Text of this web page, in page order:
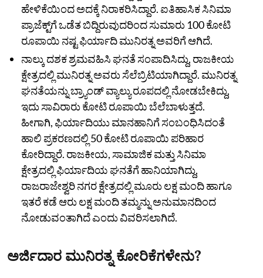
ಹೇಳಿಕೆಯಿಂದ ಅದಕ್ಕೆ ನಿರಾಕರಿಸಿದ್ದಾರೆ. ಐತಿಹಾಸಿಕ ಸಿನಿಮಾ
ಪ್ರಾಜೆಕ್ಟ್‌ಗೆ ಒಡೆತ ಬಿದ್ದಿರುವುದರಿಂದ ಸುಮಾರು 100 ಕೋಟಿ
ರೂಪಾಯಿ ನಷ್ಟ ಫಿರ್ಯಾದಿ ಮುನಿರತ್ನ ಅವರಿಗೆ ಆಗಿದೆ.
ನಾಲ್ಕು ದಶಕ ಶ್ರಮವಹಿಸಿ ಘನತೆ ಸಂಪಾದಿಸಿದ್ದು, ರಾಜಕೀಯ
ಕ್ಷೇತ್ರದಲ್ಲಿ ಮುನಿರತ್ನ ಅವರು ಸೆಲೆಬ್ರಿಟಿಯಾಗಿದ್ದಾರೆ. ಮುನಿರತ್ನ
ಘನತೆಯನ್ನು ಬ್ರ್ಯಾಂಡ್‌ ವ್ಯಾಲ್ಯು ರೂಪದಲ್ಲಿ ನೋಡಬೇಕಿದ್ದು,
ಇದು ಸಾವಿರಾರು ಕೋಟಿ ರೂಪಾಯಿ ಬೆಲೆಬಾಳುತ್ತದೆ.
ಹೀಗಾಗಿ, ಫಿರ್ಯಾದಿಯು ಮಾನಹಾನಿಗೆ ಸಂಬಂಧಿಸಿದಂತೆ
ಹಾಲಿ ಪ್ರಕರಣದಲ್ಲಿ 50 ಕೋಟಿ ರೂಪಾಯಿ ಪರಿಹಾರ
ಕೋರಿದ್ದಾರೆ. ರಾಜಕೀಯ, ಸಾಮಾಜಿಕ ಮತ್ತು ಸಿನಿಮಾ
ಕ್ಷೇತ್ರದಲ್ಲಿ ಫಿರ್ಯಾದಿಯ ಘನತೆಗೆ ಹಾನಿಯಾಗಿದ್ದು,
ರಾಜರಾಜೇಶ್ವರಿ ನಗರ ಕ್ಷೇತ್ರದಲ್ಲಿ ಮೂರು ಲಕ್ಷ ಮಂದಿ ಹಾಗೂ
ಇತರೆ ಕಡೆ ಆರು ಲಕ್ಷ ಮಂದಿ ತಮ್ಮನ್ನು ಅನುಮಾನದಿಂದ
ನೋಡುವಂತಾಗಿದೆ ಎಂದು ವಿವರಿಸಲಾಗಿದೆ.
ಅರ್ಜಿದಾರ ಮುನಿರತ್ನ ಕೋರಿಕೆಗಳೇನು?